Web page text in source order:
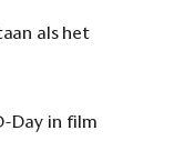
als het
Day in film